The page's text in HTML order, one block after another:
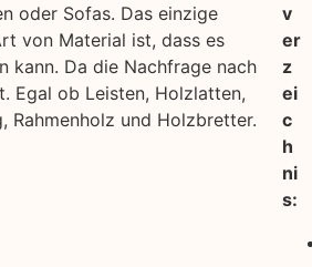
oder Sofas. Das einzige
von Material ist, dass es
kann. Da die Nachfrage nach
Egal ob Leisten, Holzlatten,
Rahmenholz und Holzbretter.
v
er
z
ei
c
h
ni
s: